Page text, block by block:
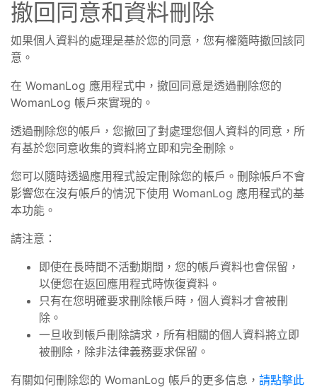
撤回同意和資料刪除
如果個人資料的處理是基於您的同意，您有權隨時撤回該同
意。
在 WomanLog 應用程式中，撤回同意是透過刪除您的
WomanLog 帳戶來實現的。
透過刪除您的帳戶，您撤回了對處理您個人資料的同意，所
有基於您同意收集的資料將立即和完全刪除。
您可以隨時透過應用程式設定刪除您的帳戶。刪除帳戶不會
影響您在沒有帳戶的情況下使用 WomanLog 應用程式的基
本功能。
請注意：
即使在長時間不活動期間，您的帳戶資料也會保留，
以便您在返回應用程式時恢復資料。
只有在您明確要求刪除帳戶時，個人資料才會被刪
除。
一旦收到帳戶刪除請求，所有相關的個人資料將立即
被刪除，除非法律義務要求保留。
有關如何刪除您的 WomanLog 帳戶的更多信息， 請點擊此